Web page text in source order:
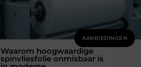
AANBIEDINGEN
Waarom hoogwaardige
spinvliesfolie onmisbaar is